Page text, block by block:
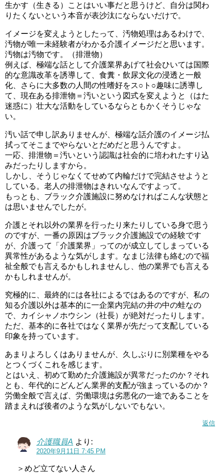
生かす（生きる）ことはいい事だと思うけど、自分は関わ
りたくないという本音が表沙汰にならないだけで。
イメージを変えようとしたって、汚物処理はあるわけで、
汚物が唯一未経験者がわかる介護イメージだと思います。
汚物は汚物です。（排泄物）
例えば、極端な話として介護業界あげて社会ひいては国際
的な意識改革を誘導して、食糞・飲尿文化の浸透と一般
化、さらに大多数の人間の性嗜好をス○ト○趣味に誘導し
て、現在ある排泄物＝汚いという図式を変えようと（はた
迷惑に）壮大な活動をしているならともかくそうじゃな
い。
汚い話で申し訳ありませんが、極端な話介護のイメージ払
拭ってそこまでやらないとだめだと思うんですよ。
一応、排泄物＝汚いという認識は社会的に培われたすり込
みだったりしますから。
しかし、そうじゃなくてせめて内輪だけで完結させようと
している。老人の排泄物はきれいなんですよって。
もっとも、ブラック介護施設に努めなければこんな状態と
は思いませんでしたが。
介護とそれ以外の業界を行ったり来たりしている身で思う
のですが、一番の原因はブラック介護施設での経験です
が、介護って「介護業界」ってのが成立してしまっている
異常性があるような気がします。なまじ法律も絡むので福
祉全般でも言えるかもしれませんし、他の業界でも言える
かもしれませんが。
究極的に、最終的には各社によるではあるのですが、私の
知る介護以外は基本的に一企業内完結の井の中の蛙なの
で、カイシャノホウシン（社長）が絶対だったりします。
ただ、基本的に各社ではなく業界が先だって支配している
印象を持っています。
あまりよろしくはありませんが、久しぶりに別業種をやる
とつくづくこれを感じます。
とはいえ、初めて勤めた介護施設が異常だったのか？それ
とも、年代的にどんどん業界的支配が強まっているのか？
労働全般で言えば、労働環境は劣悪化の一途であることを
踏まえれば後者のような気がしないでもない。
返信
介護職員A より:
2020年9月11日 7:45 PM
＞めど立てない人さん